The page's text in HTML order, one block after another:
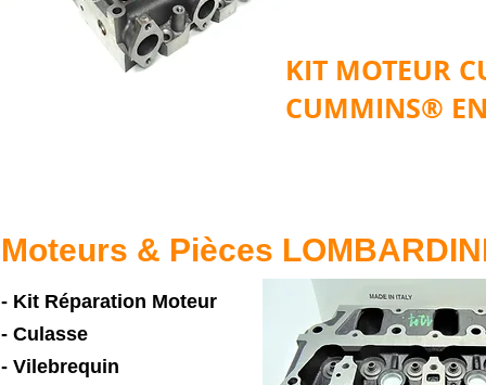
KIT MOTEUR
CUMMINS®
Moteurs & Pièces
- Kit Réparation Moteur
- Culasse
- Vilebrequin